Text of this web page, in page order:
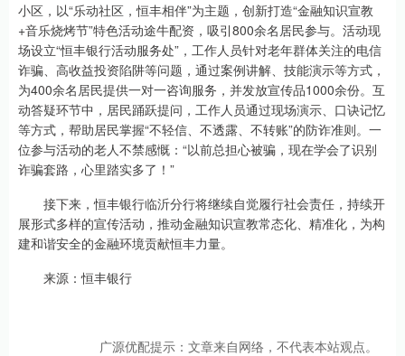
小区，以“乐动社区，恒丰相伴”为主题，创新打造“金融知识宣教
+音乐烧烤节”特色活动途牛配资，吸引800余名居民参与。活动现
场设立“恒丰银行活动服务处”，工作人员针对老年群体关注的电信
诈骗、高收益投资陷阱等问题，通过案例讲解、技能演示等方式，
为400余名居民提供一对一咨询服务，并发放宣传品1000余份。互
动答疑环节中，居民踊跃提问，工作人员通过现场演示、口诀记忆
等方式，帮助居民掌握“不轻信、不透露、不转账”的防诈准则。一
位参与活动的老人不禁感慨：“以前总担心被骗，现在学会了识别
诈骗套路，心里踏实多了！”
接下来，恒丰银行临沂分行将继续自觉履行社会责任，持续开
展形式多样的宣传活动，推动金融知识宣教常态化、精准化，为构
建和谐安全的金融环境贡献恒丰力量。
来源：恒丰银行
广源优配提示：文章来自网络，不代表本站观点。